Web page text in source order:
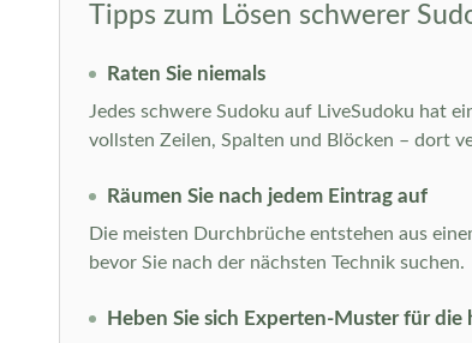
Tipps zum Lösen schwerer
Raten Sie niemals
Jedes schwere Sudoku auf LiveSudoku hat
vollsten Zeilen, Spalten und Blöcken – dort
Räumen Sie nach jedem Eintrag auf
Die meisten Durchbrüche entstehen aus
bevor Sie nach der nächsten Technik suchen.
Heben Sie sich Experten-Muster für die